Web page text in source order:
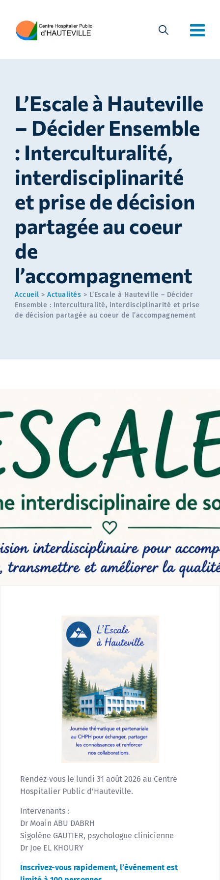
L’Escale à Hauteville
– Décider Ensemble
: Interculturalité,
interdisciplinarité
et prise de décision
partagée au coeur
de
l’accompagnement
Accueil > Actualités > L’Escale à Hauteville – Décider
Ensemble : Interculturalité, interdisciplinarité et prise
de décision partagée au coeur de l’accompagnement
Rendez-vous le lundi 31 août 2026 au Centre
Hospitalier Public d’Hauteville.
Intervenants :
Dr Moain ABU DABRH
Sigolène GAUTIER, psychologue clinicienne
Dr Joe EL KHOURY
Inscrivez-vous rapidement, l’événement est